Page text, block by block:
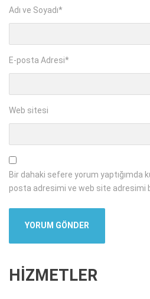
Adı ve Soyadı*
E-posta Adresi*
Web sitesi
Bir dahaki sefere yorum yaptığımda
posta adresimi ve web site adresimi
HİZMETLER